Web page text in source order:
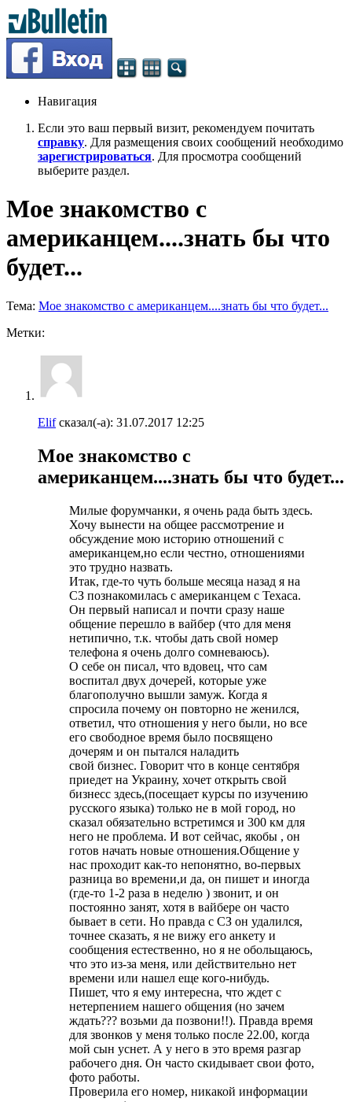
Навигация
Если это ваш первый визит, рекомендуем почитать
справку. Для размещения своих сообщений необходимо
зарегистрироваться. Для просмотра сообщений
выберите раздел.
Мое знакомство с
американцем....знать бы что
будет...
Тема: Мое знакомство с американцем....знать бы что будет...
Метки:
Elifсказал(-а): 31.07.2017 12:25
Мое знакомство с
американцем....знать бы что будет...
Милые форумчанки, я очень рада быть здесь.
Хочу вынести на общее рассмотрение и
обсуждение мою историю отношений с
американцем,но если честно, отношениями
это трудно назвать.
Итак, где-то чуть больше месяца назад я на
СЗ познакомилась с американцем с Техаса.
Он первый написал и почти сразу наше
общение перешло в вайбер (что для меня
нетипично, т.к. чтобы дать свой номер
телефона я очень долго сомневаюсь).
О себе он писал, что вдовец, что сам
воспитал двух дочерей, которые уже
благополучно вышли замуж. Когда я
спросила почему он повторно не женился,
ответил, что отношения у него были, но все
его свободное время было посвящено
дочерям и он пытался наладить
свой бизнес. Говорит что в конце сентября
приедет на Украину, хочет открыть свой
бизнесс здесь,(посещает курсы по изучению
русского языка) только не в мой город, но
сказал обязательно встретимся и 300 км для
него не проблема. И вот сейчас, якобы , он
готов начать новые отношения.Общение у
нас проходит как-то непонятно, во-первых
разница во времени,и да, он пишет и иногда
(где-то 1-2 раза в неделю ) звонит, и он
постоянно занят, хотя в вайбере он часто
бывает в сети. Но правда с СЗ он удалился,
точнее сказать, я не вижу его анкету и
сообщения естественно, но я не обольщаюсь,
что это из-за меня, или действительно нет
времени или нашел еще кого-нибудь.
Пишет, что я ему интересна, что ждет с
нетерпением нашего общения (но зачем
ждать??? возьми да позвони!!). Правда время
для звонков у меня только после 22.00, когда
мой сын уснет. А у него в это время разгар
рабочего дня. Он часто скидывает свои фото,
фото работы.
Проверила его номер, никакой информации